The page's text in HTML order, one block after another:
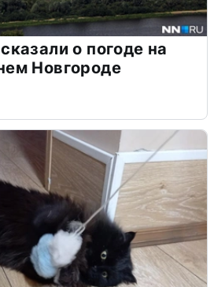
о погоде на
Новгороде